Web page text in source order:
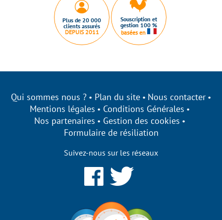
qui nous permettent d’établir des
Plus de 20 000
clients assurés
DEPUIS 2011
Souscription et
gestion 100 %
basées en
Qui sommes nous ? Plan du site
Nous contacter
Mentions légales
Conditions Générales
Nos partenaires
Gestion des cookies
Formulaire de résiliation
Suivez-nous sur les réseaux